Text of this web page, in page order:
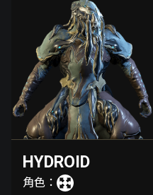
HYDROID
角色：